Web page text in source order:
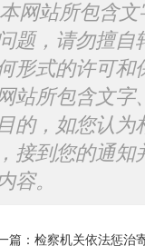
本网站所包含
题，请勿擅自
形式的许可和
站所包含文字
的，如您认为
接到您的通知
容。
篇： 检察机关依法惩治